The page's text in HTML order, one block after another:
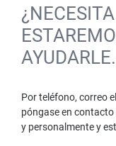
AYUDARLE.
Por teléfono, correo
póngase en
y personalmente y